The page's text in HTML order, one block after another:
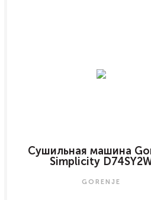
Сушильная машина
Simplicity
GORENJE